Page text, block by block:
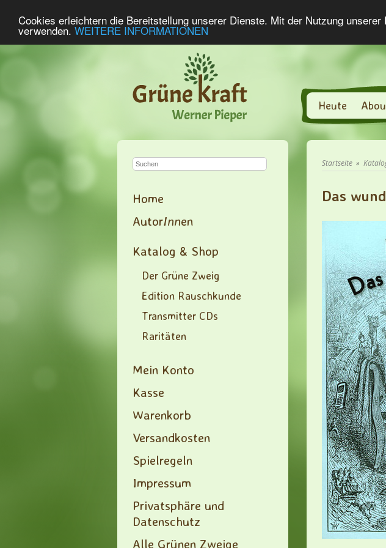
Cookies erleichtern die Bereitstellung unserer Dienste. Mit der Nutzung
verwenden. WEITERE INFORMATIONEN
Heute
Home
AutorInnen
Katalog & Shop
Der Grüne Zweig
Edition Rauschkunde
Transmitter CDs
Raritäten
Mein Konto
Kasse
Warenkorb
Versandkosten
Spielregeln
Impressum
Privatsphäre und
Datenschutz
Alle Grünen Zweige
Startseite »
Das